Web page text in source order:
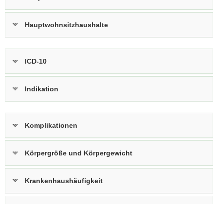
Hauptwohnsitzhaushalte
ICD-10
Indikation
Komplikationen
Körpergröße und Körpergewicht
Krankenhaushäufigkeit